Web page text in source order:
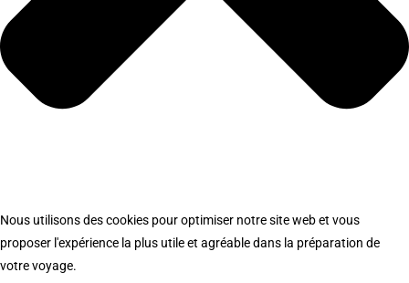
Nous utilisons des cookies pour optimiser notre site web et vous
proposer l'expérience la plus utile et agréable dans la préparation de
votre voyage.